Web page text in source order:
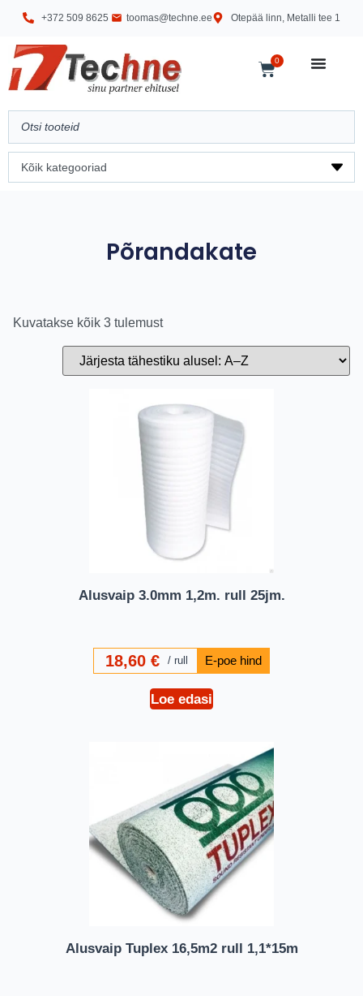
+372 509 8625 toomas@techne.ee Otepää linn, Metalli tee 1
0
Põrandakate
Kuvatakse kõik 3 tulemust
Alusvaip 3.0mm 1,2m. rull 25jm.
18,60 € rull
Loe edasi
Alusvaip Tuplex 16,5m2 rull 1,1*15m